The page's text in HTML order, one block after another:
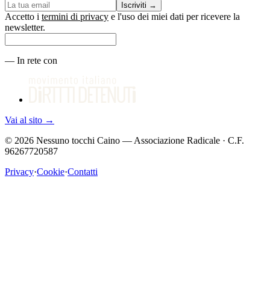
Iscriviti →
Accetto i termini di privacy e l'uso dei miei dati per ricevere la
newsletter.
— In rete con
Vai al sito →
© 2026 Nessuno tocchi Caino — Associazione Radicale · C.F.
96267720587
Privacy·Cookie·Contatti